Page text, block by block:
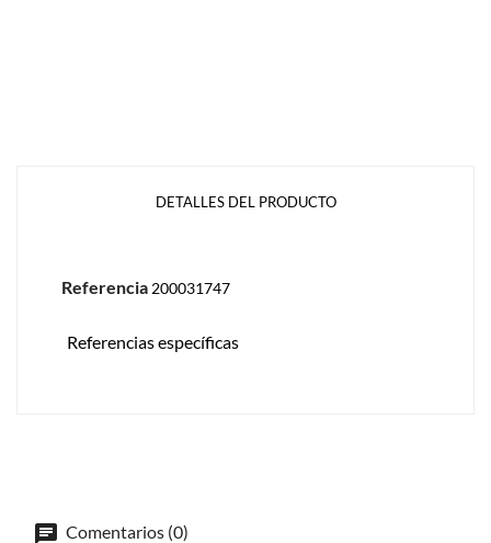
DETALLES DEL PRODUCTO
Referencia 200031747
Referencias específicas
Comentarios (0)